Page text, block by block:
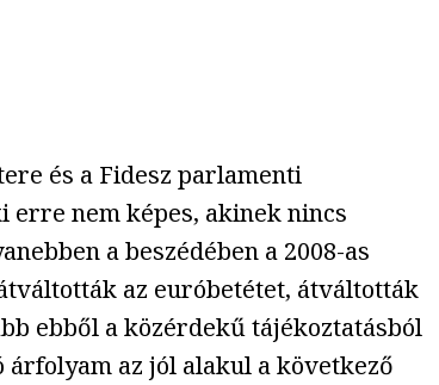
és a Fidesz parlamenti
erre nem képes, akinek nincs
a beszédében a 2008-as
az euróbetétet, átváltották
ebből a közérdekű tájékoztatásból
az jól alakul a következő